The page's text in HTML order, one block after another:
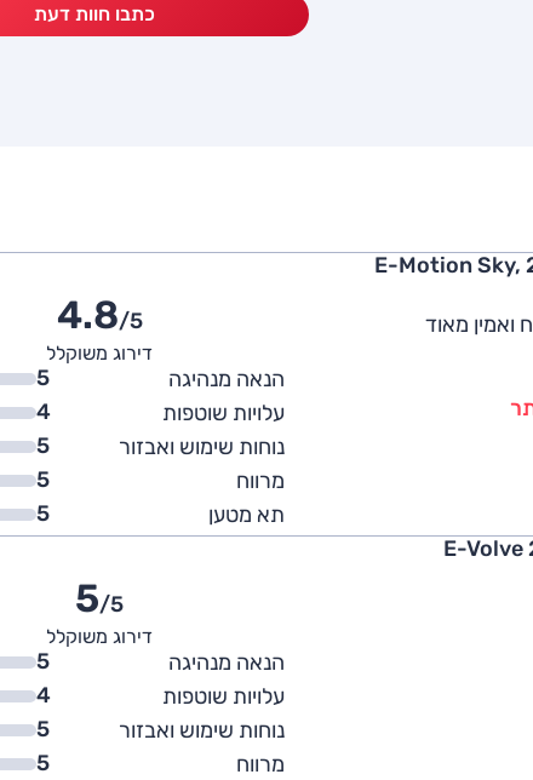
כתבו חוות דעת
5/5
דירוג משוקלל
הנאה מנהיגה
5
עלויות שוטפות
4
נוחות שימוש ואבזור
5
מרווח
5
ואמין מאוד
4.8/5
דירוג משוקלל
הנאה מנהיגה
5
עלויות שוטפות
4
נוחות שימוש ואבזור
5
מרווח
5
תא מטען
5